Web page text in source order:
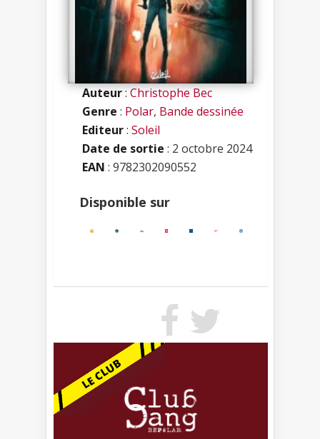
Auteur:Christophe Bec
Genre : Polar, Bande dessinée
Editeur: Soleil
Date de sortie : 2 octobre 2024
EAN : 9782302090552
Disponible sur